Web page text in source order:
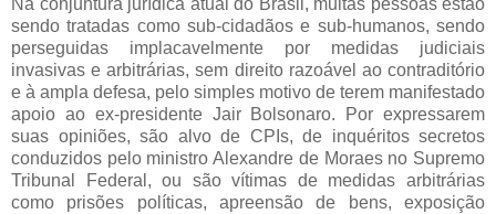
Na conjuntura jurídica atual do Brasil, muitas pessoas estão
sendo tratadas como sub-cidadãos e sub-humanos, sendo
perseguidas implacavelmente por medidas judiciais
invasivas e arbitrárias, sem direito razoável ao contraditório
e à ampla defesa, pelo simples motivo de terem manifestado
apoio ao ex-presidente Jair Bolsonaro. Por expressarem
suas opiniões, são alvo de CPIs, de inquéritos secretos
conduzidos pelo ministro Alexandre de Moraes no Supremo
Tribunal Federal, ou são vítimas de medidas arbitrárias
como prisões políticas, apreensão de bens, exposição